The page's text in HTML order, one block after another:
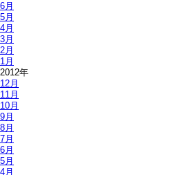
6月
5月
4月
3月
2月
1月
2012年
12月
11月
10月
9月
8月
7月
6月
5月
4月